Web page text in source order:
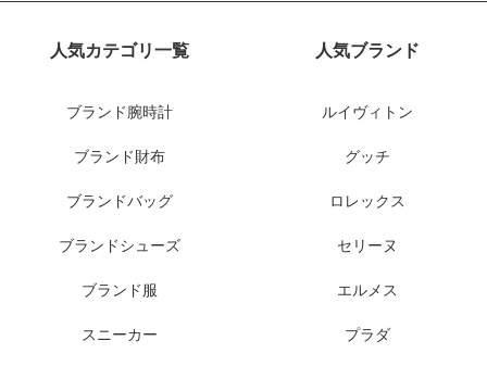
人気カテゴリ一覧
ブランド腕時計
ブランド財布
ブランドバッグ
ブランドシューズ
ブランド服
スニーカー
人気ブランド
ルイヴィトン
グッチ
ロレックス
セリーヌ
エルメス
プラダ